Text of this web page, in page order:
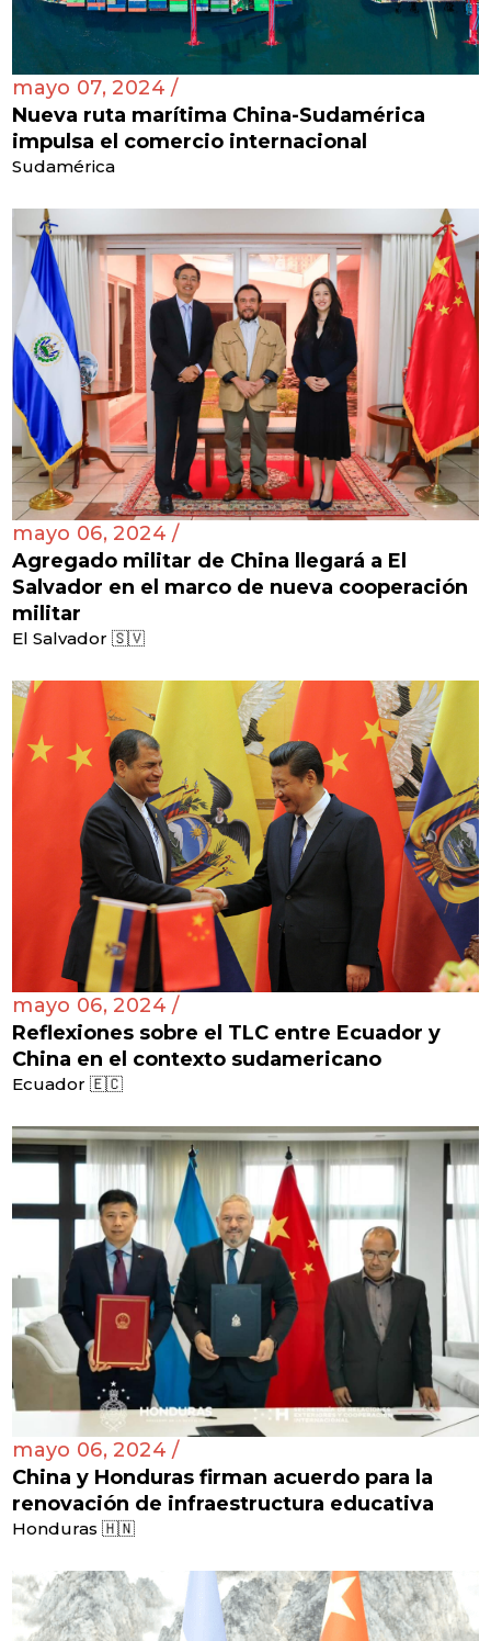
mayo 07, 2024 /
Nueva ruta marítima China-Sudamérica
impulsa el comercio internacional
Sudamérica
mayo 06, 2024 /
Agregado militar de China llegará a El
Salvador en el marco de nueva cooperación
militar
El Salvador 🇸🇻
mayo 06, 2024 /
Reflexiones sobre el TLC entre Ecuador y
China en el contexto sudamericano
Ecuador 🇪🇨
mayo 06, 2024 /
China y Honduras firman acuerdo para la
renovación de infraestructura educativa
Honduras 🇭🇳